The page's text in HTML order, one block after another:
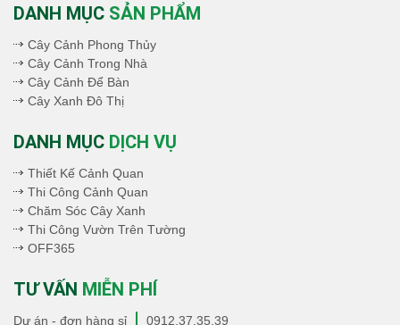
DANH MỤC SẢN PHẨM
Cây Cảnh Phong Thủy
Cây Cảnh Trong Nhà
Cây Cảnh Để Bàn
Cây Xanh Đô Thị
DANH MỤC DỊCH VỤ
Thiết Kế Cảnh Quan
Thi Công Cảnh Quan
Chăm Sóc Cây Xanh
Thi Công Vườn Trên Tường
OFF365
TƯ VẤN MIỄN PHÍ
Dự án - đơn hàng sỉ 0912.37.35.39